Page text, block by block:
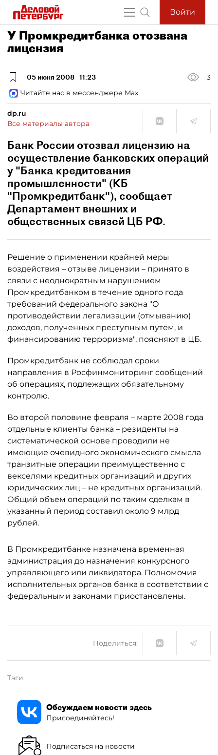
Войти
У Промкредитбанка отозвана
лицензия
05 июня 2008 11:23
3
Читайте нас в мессенджере Max
dp.ru
Все материалы автора
Банк России отозвал лицензию на
осуществление банковских операций
у "Банка кредитования
промышленности" (КБ
"Промкредитбанк"), сообщает
Департамент внешних и
общественных связей ЦБ РФ.
Решение о применении крайней меры
воздействия – отзыве лицензии – принято в
связи с неоднократным нарушением
Промкредитбанком в течение одного года
требований федерального закона "О
противодействии легализации (отмыванию)
доходов, полученных преступным путем, и
финансированию терроризма", поясняют в ЦБ.
Промкредитбанк не соблюдал сроки
направления в Росфинмониторинг сообщений
об операциях, подлежащих обязательному
контролю.
Во второй половине февраля – марте 2008 года
отдельные клиенты банка – резиденты на
систематической основе проводили не
имеющие очевидного экономического смысла
транзитные операции преимущественно с
векселями кредитных организаций и других
юридических лиц – не кредитных организаций.
Общий объем операций по таким сделкам в
указанный период составил около 9 млрд
рублей.
В Промкредитбанке назначена временная
администрация до назначения конкурсного
управляющего или ликвидатора. Полномочия
исполнительных органов банка в соответствии с
федеральными законами приостановлены.
Поделиться:
Тэги:
Обсуждаем новости здесь
Присоединяйтесь!
Подписаться на новости